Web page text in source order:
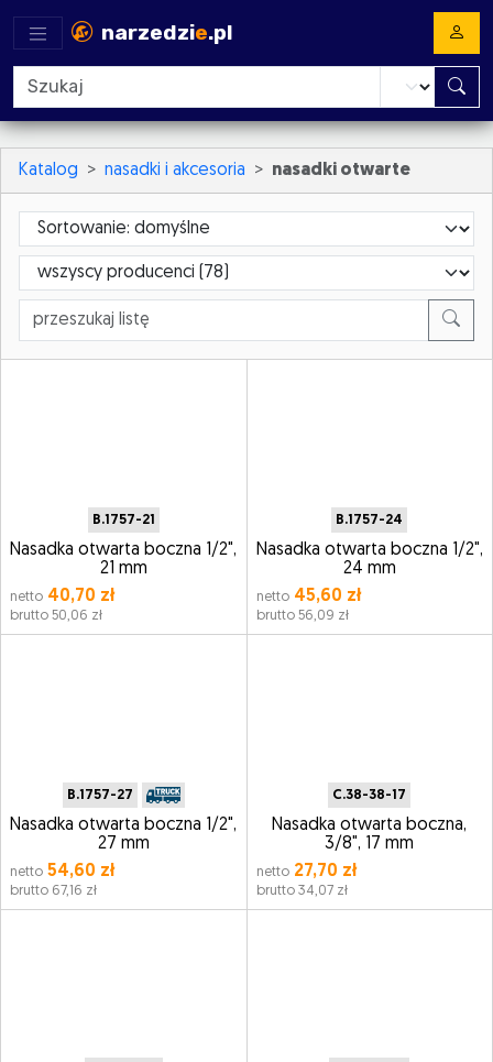
narzedzie.pl
Katalog nasadki i akcesoria nasadki otwarte
Sortowanie
ProducerId
B.1757-21
Nasadka otwarta boczna 1/2",
21 mm
netto 40,70 zł
brutto 50,06 zł
B.1757-24
Nasadka otwarta boczna 1/2",
24 mm
netto45,60 zł
brutto 56,09 zł
B.1757-27
Nasadka otwarta boczna 1/2",
27 mm
netto 54,60 zł
brutto 67,16 zł
C.38-38-17
Nasadka otwarta boczna,
3/8", 17 mm
netto27,70 zł
brutto 34,07 zł